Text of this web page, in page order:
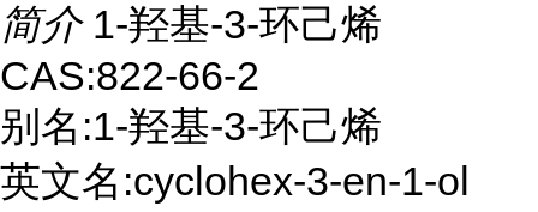
简介 1-羟基-3-环己烯
CAS:822-66-2
别名:1-羟基-3-环己烯
英文名:cyclohex-3-en-1-ol